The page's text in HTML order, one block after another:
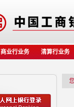
商业行业务 清算行业务
您